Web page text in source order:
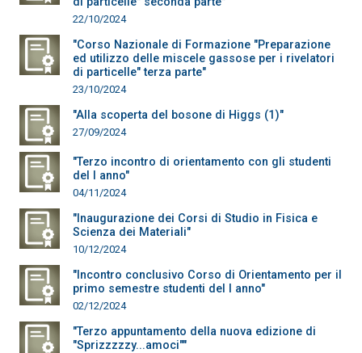
22/10/2024
"Corso Nazionale di Formazione "Preparazione
ed utilizzo delle miscele gassose per i rivelatori
di particelle" terza parte"
23/10/2024
"Alla scoperta del bosone di Higgs (1)"
27/09/2024
"Terzo incontro di orientamento con gli studenti
del I anno"
04/11/2024
"Inaugurazione dei Corsi di Studio in Fisica e
Scienza dei Materiali"
10/12/2024
"Incontro conclusivo Corso di Orientamento per il
primo semestre studenti del I anno"
02/12/2024
"Terzo appuntamento della nuova edizione di
"Sprizzzzzy...amoci""